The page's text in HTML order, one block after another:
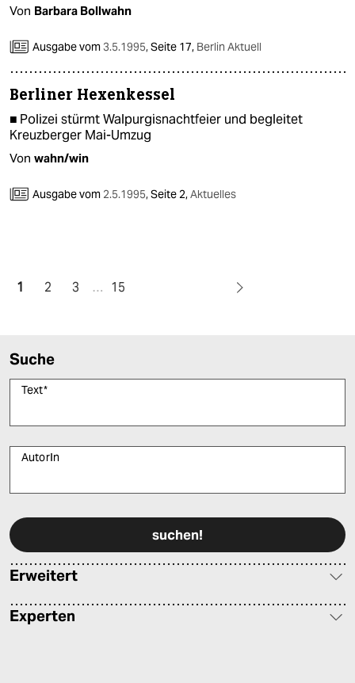
Von Barbara Bollwahn
Ausgabe vom3.5.1995,Seite 17, Berlin Aktuell
Berliner Hexenkessel
■ Polizei stürmt Walpurgisnachtfeier und begleitet
Kreuzberger Mai-Umzug
Von wahn/win
Ausgabe vom 2.5.1995,Seite 2,Aktuelles
1 2 3 … 15
Suche
Text*
AutorIn
Erweitert
Experten